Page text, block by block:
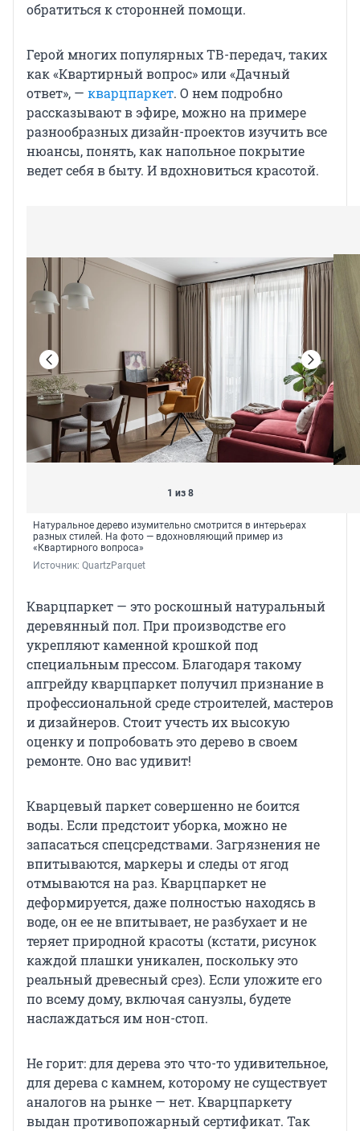
обратиться к сторонней помощи.
Герой многих популярных ТВ-передач, таких
как «Квартирный вопрос» или «Дачный
ответ», — кварцпаркет. О нем подробно
рассказывают в эфире, можно на примере
разнообразных дизайн-проектов изучить все
нюансы, понять, как напольное покрытие
ведет себя в быту. И вдохновиться красотой.
1 из 8
Натуральное дерево изумительно смотрится в интерьерах
разных стилей. На фото — вдохновляющий пример из
«Квартирного вопроса»
Источник: QuartzParquet
Кварцпаркет — это роскошный натуральный
деревянный пол. При производстве его
укрепляют каменной крошкой под
специальным прессом. Благодаря такому
апгрейду кварцпаркет получил признание в
профессиональной среде строителей, мастеров
и дизайнеров. Стоит учесть их высокую
оценку и попробовать это дерево в своем
ремонте. Оно вас удивит!
Кварцевый паркет совершенно не боится
воды. Если предстоит уборка, можно не
запасаться спецсредствами. Загрязнения не
впитываются, маркеры и следы от ягод
отмываются на раз. Кварцпаркет не
деформируется, даже полностью находясь в
воде, он ее не впитывает, не разбухает и не
теряет природной красоты (кстати, рисунок
каждой плашки уникален, поскольку это
реальный древесный срез). Если уложите его
по всему дому, включая санузлы, будете
наслаждаться им нон-стоп.
Не горит: для дерева это что-то удивительное,
для дерева с камнем, которому не существует
аналогов на рынке — нет. Кварцпаркету
выдан противопожарный сертификат. Так